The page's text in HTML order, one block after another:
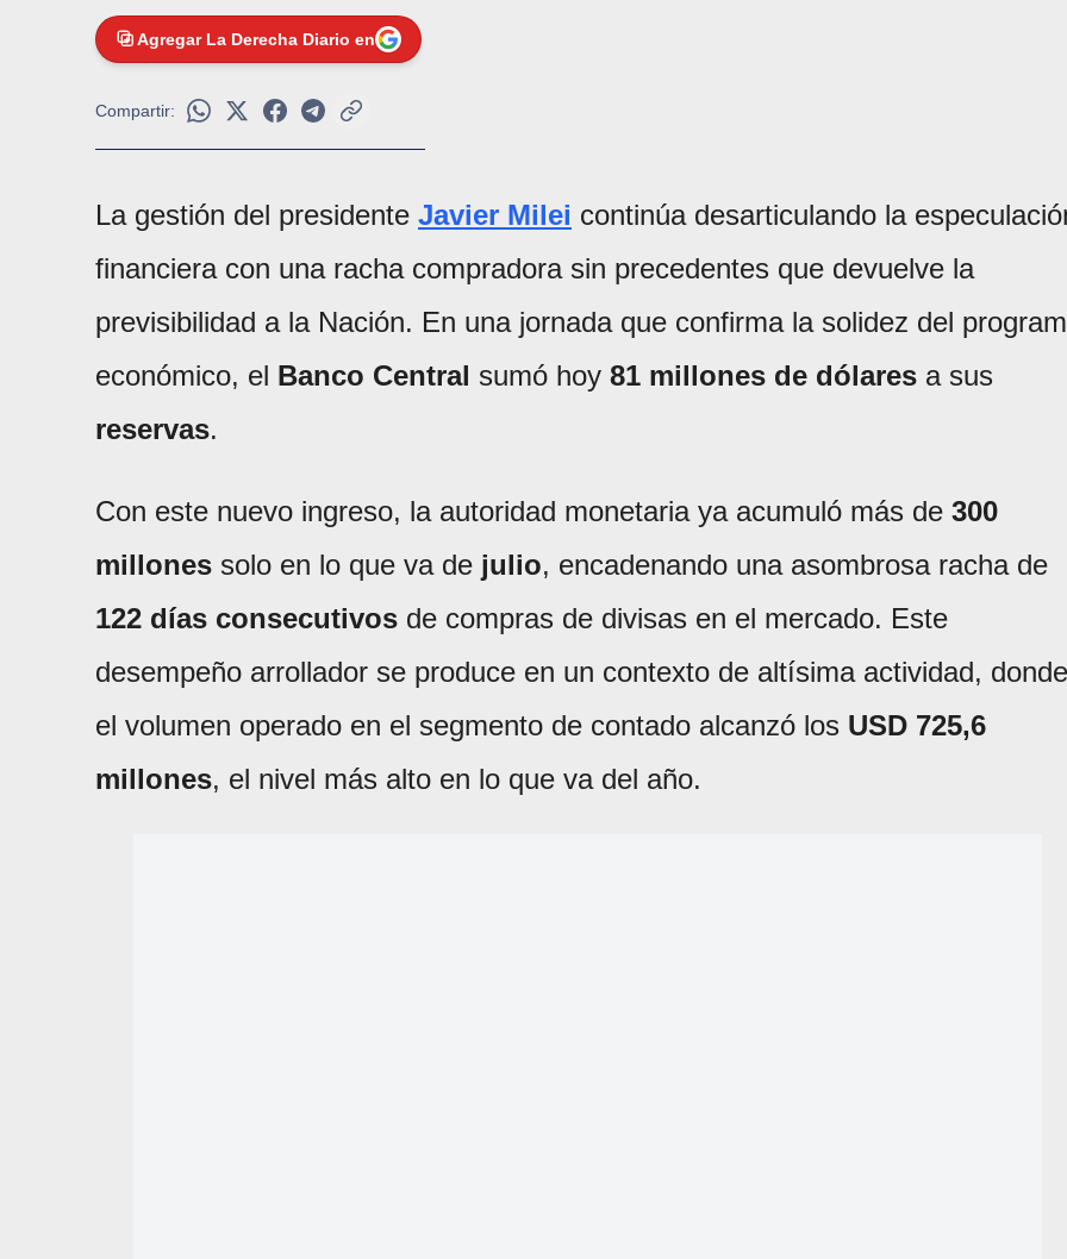
Agregar La Derecha Diario en
Compartir:
La gestión del presidente Javier Milei continúa desarticulando la
financiera con una racha compradora sin precedentes que devuelve la
previsibilidad a la Nación. En una jornada que confirma la solidez del
económico, el Banco Central sumó hoy 81 millones de dólares a sus
reservas.
Con este nuevo ingreso, la autoridad monetaria ya acumuló más de 300
millones solo en lo que va de julio, encadenando una asombrosa racha de
122 días consecutivos de compras de divisas en el mercado. Este
desempeño arrollador se produce en un contexto de altísima actividad, donde
el volumen operado en el segmento de contado alcanzó los USD 725,6
millones, el nivel más alto en lo que va del año.